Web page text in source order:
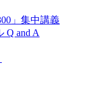
」集中講義
Q and A